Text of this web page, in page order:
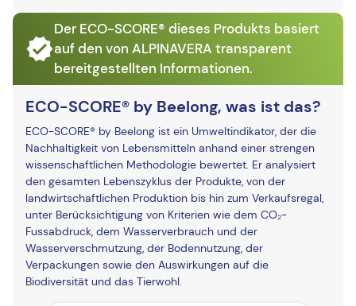
Der ECO-SCORE® dieses Produkts basiert
auf den von ALPINAVERA transparent
bereitgestellten Informationen.
ECO-SCORE® by Beelong, was ist das?
ECO-SCORE® by Beelong ist ein Umweltindikator, der die
Nachhaltigkeit von Lebensmitteln anhand einer strengen
wissenschaftlichen Methodologie bewertet. Er analysiert
den gesamten Lebenszyklus der Produkte, von der
landwirtschaftlichen Produktion bis hin zum Verkaufsregal,
unter Berücksichtigung von Kriterien wie dem CO₂-
Fussabdruck, dem Wasserverbrauch und der
Wasserverschmutzung, der Bodennutzung, der
Verpackungen sowie den Auswirkungen auf die
Biodiversität und das Tierwohl.